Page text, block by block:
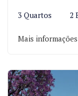
3 Quartos 2
Mais informações